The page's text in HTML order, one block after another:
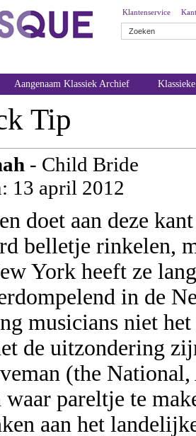
Klantenservice
Aangenaam Klassiek Archief
Tip
- Child Bride
13 april 2012
doet aan deze
belletje rinkelen,
York heeft ze
in de
musicians niet
de uitzondering
(the
waar pareltje te
aan het